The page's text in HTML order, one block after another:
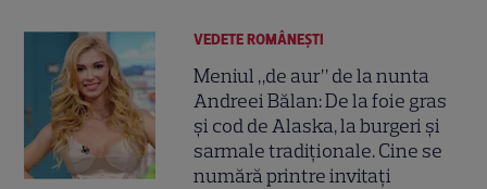
VEDETE ROMÂNEŞTI
Meniul „de aur” de la nunta
Andreei Bălan: De la foie gras
și cod de Alaska, la burgeri și
sarmale tradiționale. Cine se
numără printre invitați